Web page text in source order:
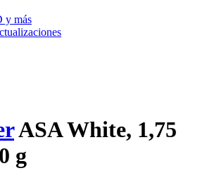
y más
ASA White, 1,75
g